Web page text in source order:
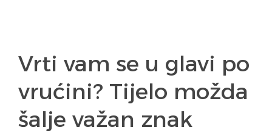
Vrti vam se u glavi po
vrućini? Tijelo možda
šalje važan znak